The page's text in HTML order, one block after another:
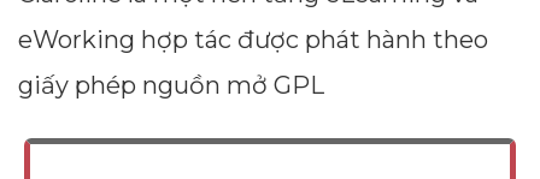
eWorking hợp tác được phát hành theo
giấy phép nguồn mở GPL